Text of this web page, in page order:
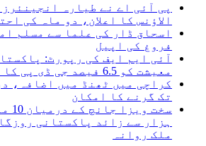
پی آئی اے نے طیارہ
الاؤنس کا اعلان، دو ماہ کی
اسحاق ڈار کی علما سے مسلم
فروغ کی اپیل
آئی ایم ایف کی رپورٹ:
معیشت کو 6.5 فیصد جی ڈی پی کا نقصان
تک گرنے کا امکان
ہزار سے زائد پاکستانی
ملک روانہ